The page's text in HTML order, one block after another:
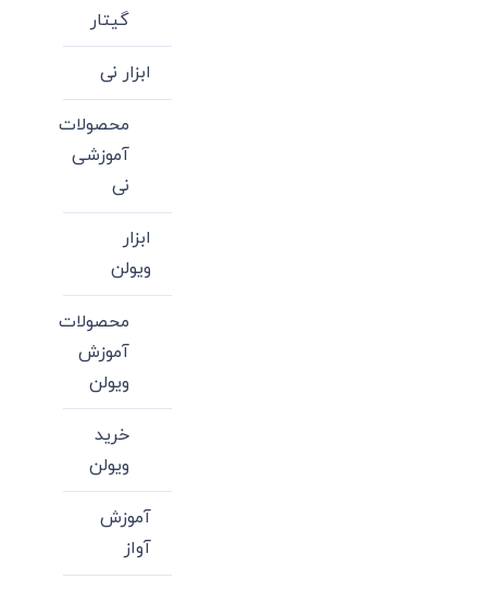
گیتار
ابزار نی
محصولات
آموزشی
نی
ابزار
ویولن
محصولات
آموزش
ویولن
خرید
ویولن
آموزش
آواز